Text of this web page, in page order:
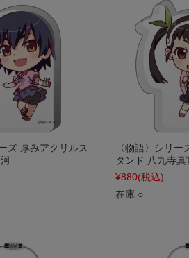
ズ 厚みアクリルス
〈物語〉シリ
タンド 八九寺真
¥880(税込)
在庫 ○